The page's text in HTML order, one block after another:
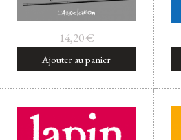
14,20€
Ajouter au panier